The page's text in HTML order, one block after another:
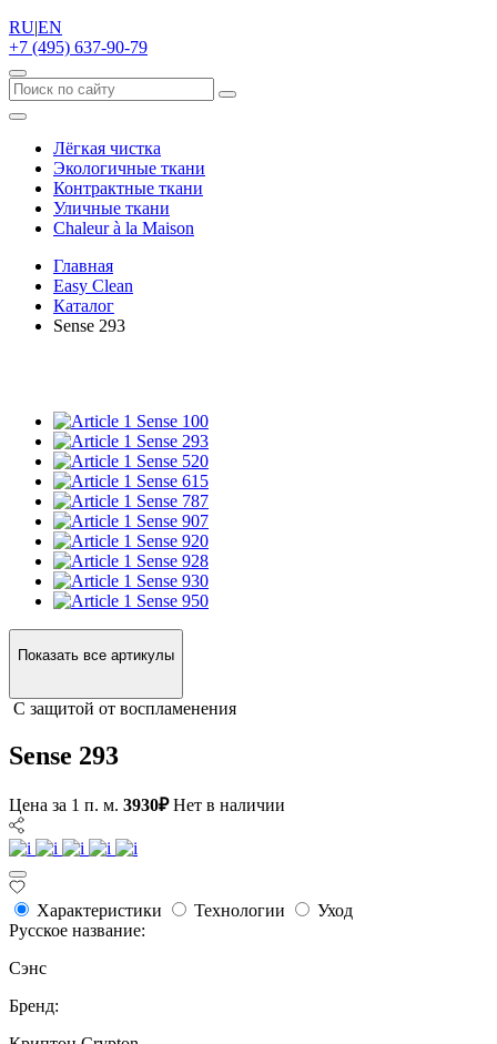
RU|EN
+7 (495) 637-90-79
Лёгкая чистка
Экологичные ткани
Контрактные ткани
Уличные ткани
Сhaleur à la Maison
Главная
Easy Clean
Каталог
Sense 293
Sense 100
Sense 293
Sense 520
Sense 615
Sense 787
Sense 907
Sense 920
Sense 928
Sense 930
Sense 950
Показать все артикулы
С защитой от воспламенения
Sense 293
Цена за 1 п. м. 3930₽ Нет в наличии
Характеристики Технологии
Уход
Русское название:
Сэнс
Бренд: